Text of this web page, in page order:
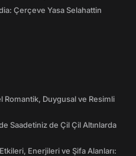
Çerçeve Yasa Selahattin
Romantik, Duygusal ve Resimli
Saadetiniz de Çil Çil Altınlarda
Enerjileri ve Şifa Alanları: